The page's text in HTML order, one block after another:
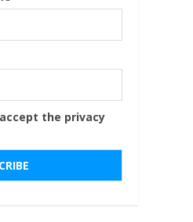
the privacy